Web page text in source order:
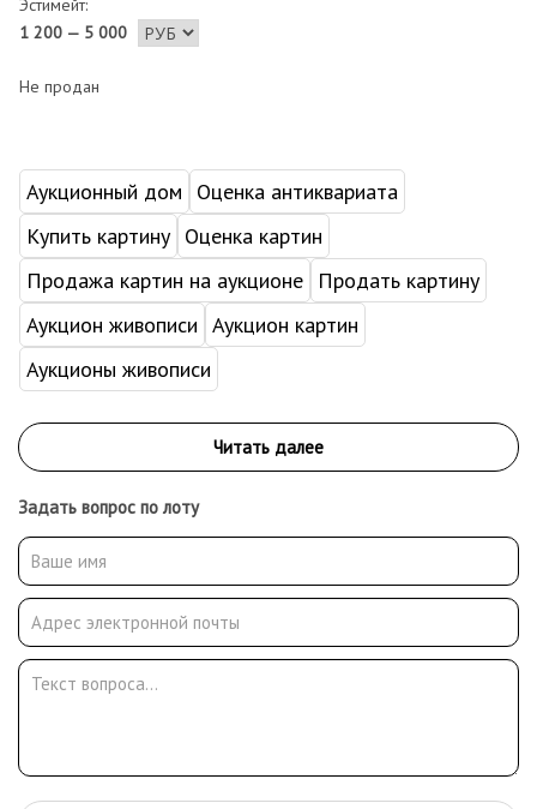
Эстимейт:
1 200 — 5 000
Не продан
Аукционный дом
Оценка антиквариата
Купить картину Оценка картин
Продажа картин на аукционе
Продать картину
Аукцион живописи Аукцион картин
Аукционы живописи
Задать вопрос по лоту